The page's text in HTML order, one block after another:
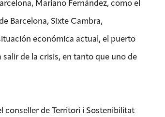
Mariano Fernández, como el
Barcelona, Sixte Cambra,
económica actual, el puerto
de la crisis, en tanto que uno de
conseller de Territori i Sostenibilitat